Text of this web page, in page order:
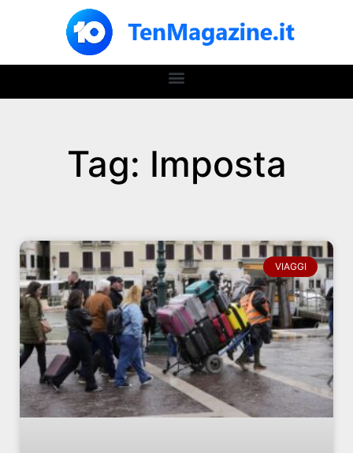
Tag: Imposta
VIAGGI